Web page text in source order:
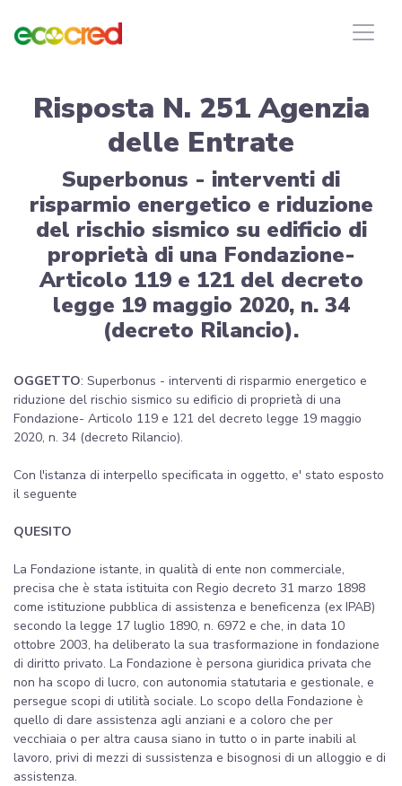
Risposta N. 251 Agenzia
delle Entrate
Superbonus - interventi di
risparmio energetico e riduzione
del rischio sismico su edificio di
proprietà di una Fondazione-
Articolo 119 e 121 del decreto
legge 19 maggio 2020, n. 34
(decreto Rilancio).
OGGETTO: Superbonus - interventi di risparmio energetico e
riduzione del rischio sismico su edificio di proprietà di una
Fondazione- Articolo 119 e 121 del decreto legge 19 maggio
2020, n. 34 (decreto Rilancio).
Con l'istanza di interpello specificata in oggetto, e' stato esposto
il seguente
QUESITO
La Fondazione istante, in qualità di ente non commerciale,
precisa che è stata istituita con Regio decreto 31 marzo 1898
come istituzione pubblica di assistenza e beneficenza (ex IPAB)
secondo la legge 17 luglio 1890, n. 6972 e che, in data 10
ottobre 2003, ha deliberato la sua trasformazione in fondazione
di diritto privato. La Fondazione è persona giuridica privata che
non ha scopo di lucro, con autonomia statutaria e gestionale, e
persegue scopi di utilità sociale. Lo scopo della Fondazione è
quello di dare assistenza agli anziani e a coloro che per
vecchiaia o per altra causa siano in tutto o in parte inabili al
lavoro, privi di mezzi di sussistenza e bisognosi di un alloggio e di
assistenza.